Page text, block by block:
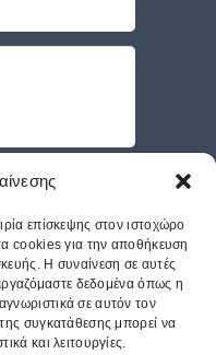
επίσκεψης στον ιστοχώρο
cookies για την αποθήκευση
Η συναίνεση σε αυτές
δεδομένα όπως η
σε αυτόν τον
συγκατάθεσης μπορεί να
και λειτουργίες.
τα στοιχεία